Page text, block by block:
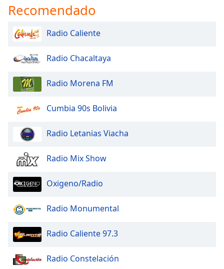
Recomendado
Radio Caliente
Radio Chacaltaya
Radio Morena FM
Cumbia 90s Bolivia
Radio Letanias Viacha
Radio Mix Show
Oxigeno/Radio
Radio Monumental
Radio Caliente 97.3
Radio Constelación